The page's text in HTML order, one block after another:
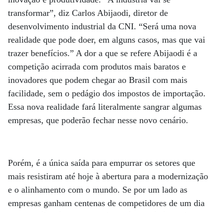
transformar”, diz Carlos Abijaodi, diretor de
desenvolvimento industrial da CNI. “Será uma nova
realidade que pode doer, em alguns casos, mas que vai
trazer benefícios.” A dor a que se refere Abijaodi é a
competição acirrada com produtos mais baratos e
inovadores que podem chegar ao Brasil com mais
facilidade, sem o pedágio dos impostos de importação.
Essa nova realidade fará literalmente sangrar algumas
empresas, que poderão fechar nesse novo cenário.
Porém, é a única saída para empurrar os setores que
mais resistiram até hoje à abertura para a modernização
e o alinhamento com o mundo. Se por um lado as
empresas ganham centenas de competidores de um dia